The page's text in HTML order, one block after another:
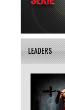
LEADERS